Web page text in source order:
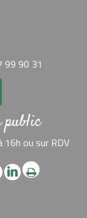
99 90 31
public
ou sur RDV